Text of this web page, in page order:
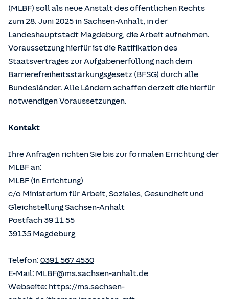
(MLBF) soll als neue Anstalt des öffentlichen Rechts
zum 28. Juni 2025 in Sachsen-Anhalt, in der
Landeshauptstadt Magdeburg, die Arbeit aufnehmen.
Voraussetzung hierfür ist die Ratifikation des
Staatsvertrages zur Aufgabenerfüllung nach dem
Barrierefreiheitsstärkungsgesetz (BFSG) durch alle
Bundesländer. Alle Ländern schaffen derzeit die hierfür
notwendigen Voraussetzungen.
Kontakt
Ihre Anfragen richten Sie bis zur formalen Errichtung der
MLBF an:
MLBF (in Errichtung)
c/o Ministerium für Arbeit, Soziales, Gesundheit und
Gleichstellung Sachsen-Anhalt
Postfach 39 11 55
39135 Magdeburg
Telefon: 0391 567 4530
E-Mail: MLBF@ms.sachsen-anhalt.de
Webseite: https://ms.sachsen-